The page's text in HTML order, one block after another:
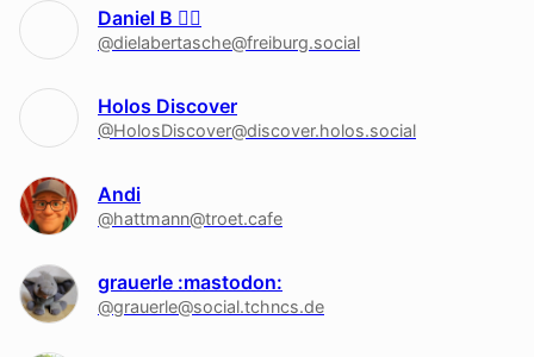
Daniel B 🏳‍🌈
@dielabertasche@freiburg.social
Holos Discover
@HolosDiscover@discover.holos.social
Andi
@hattmann@troet.cafe
grauerle :mastodon:
@grauerle@social.tchncs.de